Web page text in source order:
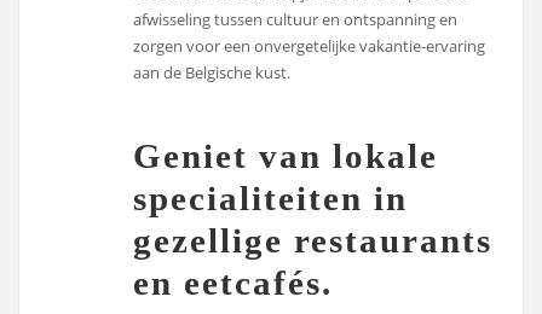
afwisseling tussen cultuur en ontspanning en
zorgen voor een onvergetelijke vakantie-ervaring
aan de Belgische kust.
Geniet van lokale
specialiteiten in
gezellige restaurants
en eetcafés.